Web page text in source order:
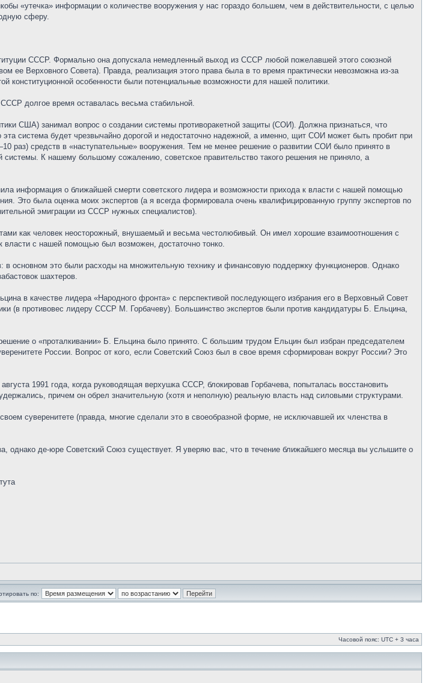
«утечка» информации о количестве вооружения у нас гораздо большем, чем в действительности, с целью
сферу.
СССР. Формально она допускала немедленный выход из СССР любой пожелавшей этого союзной
ее Верховного Совета). Правда, реализация этого права была в то время практически невозможна из-за
конституционной особенности были потенциальные возможности для нашей политики.
долгое время оставалась весьма стабильной.
США) занимал вопрос о создании системы противоракетной защиты (СОИ). Должна признаться, что
система будет чрезвычайно дорогой и недостаточно надежной, а именно, щит СОИ может быть пробит при
раз) средств в «наступательные» вооружения. Тем не менее решение о развитии СОИ было принято в
К нашему большому сожалению, советское правительство такого решения не приняло, а
информация о ближайшей смерти советского лидера и возможности прихода к власти с нашей помощью
Это была оценка моих экспертов (а я всегда формировала очень квалифицированную группу экспертов по
эмиграции из СССР нужных специалистов).
как человек неосторожный, внушаемый и весьма честолюбивый. Он имел хорошие взаимоотношения с
власти с нашей помощью был возможен, достаточно тонко.
в основном это были расходы на множительную технику и финансовую поддержку функционеров. Однако
шахтеров.
в качестве лидера «Народного фронта» с перспективой последующего избрания его в Верховный Совет
(в противовес лидеру СССР М. Горбачеву). Большинство экспертов были против кандидатуры Б. Ельцина,
о «проталкивании» Б. Ельцина было принято. С большим трудом Ельцин был избран председателем
России. Вопрос от кого, если Советский Союз был в свое время сформирован вокруг России? Это
1991 года, когда руководящая верхушка СССР, блокировав Горбачева, попыталась восстановить
причем он обрел значительную (хотя и неполную) реальную власть над силовыми структурами.
суверенитете (правда, многие сделали это в своеобразной форме, не исключавшей их членства в
однако де-юре Советский Союз существует. Я уверяю вас, что в течение ближайшего месяца вы услышите о
по:
Часовой пояс: UTC + 3 часа